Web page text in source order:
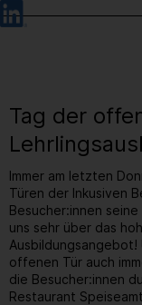
Barrierefreie
Bedienung
Sprachauswahl
Tag der
Immer am letzten
Türen der Inkusiven
Besucher:innen
uns sehr über das
Ausbildungsangebot!
offenen Tür auch
die Besucher:innen
Restaurant